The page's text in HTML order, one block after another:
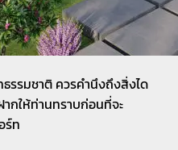
รรมชาติ ควรคำนึงถึงสิ่งได
กให้ท่านทราบก่อนที่จะ
ร์ท